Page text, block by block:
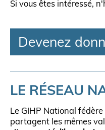
Si vous êtes intéressé,
Devenez
LE RÉSEAU
Le GIHP National fédère
partagent les mêmes